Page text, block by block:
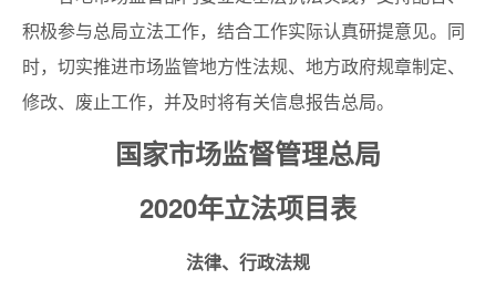
积极参与总局立法工作，结合工作实际认真研提意见。同
时，切实推进市场监管地方性法规、地方政府规章制定、
修改、废止工作，并及时将有关信息报告总局。
国家市场监督管理总局
2020年立法项目表
法律、行政法规